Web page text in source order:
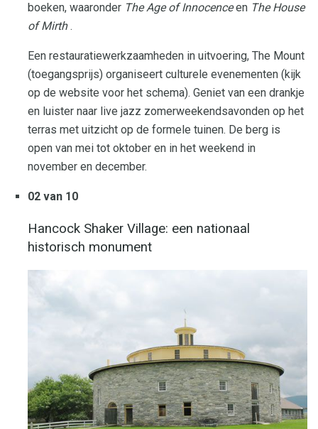
boeken, waaronder The Age of Innocenceen The House
of Mirth.
Een restauratiewerkzaamheden in uitvoering, The Mount
(toegangsprijs) organiseert culturele evenementen (kijk
op de website voor het schema). Geniet van een drankje
en luister naar live jazz zomerweekendsavonden op het
terras met uitzicht op de formele tuinen. De berg is
open van mei tot oktober en in het weekend in
november en december.
02 van 10
Hancock Shaker Village: een nationaal
historisch monument